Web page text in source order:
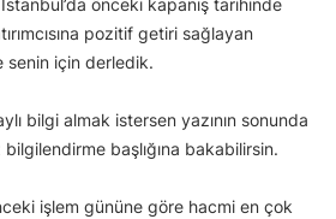
önceki kapanış tarihinde
pozitif getiri sağlayan
senin için derledik.
bilgi almak istersen yazının sonunda
bilgilendirme başlığına bakabilirsin.
işlem gününe göre hacmi en çok